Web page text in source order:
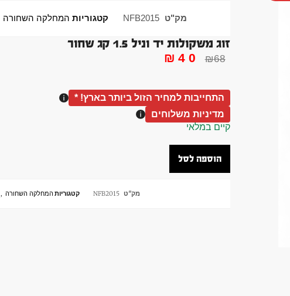
מק"ט NFB2015 קטגוריות המחלקה השחורה
זוג משקולות יד וניל 1.5 קג שחור
₪68
₪40
התחייבות למחיר הזול ביותר בארץ! *
מדיניות משלוחים
קיים במלאי
הוספה לסל
מק"ט NFB2015 קטגוריותהמחלקה השחורה ,